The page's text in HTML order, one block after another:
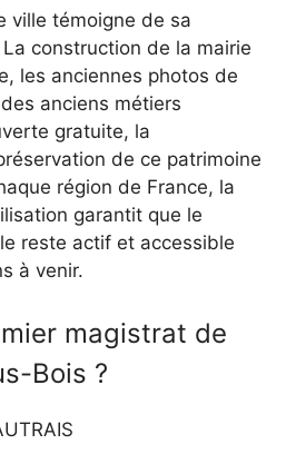
ville témoigne de sa
construction de la mairie
les anciennes photos de
anciens métiers
gratuite, la
de ce patrimoine
région de France, la
garantit que le
reste actif et accessible
à venir.
magistrat de
Bois ?